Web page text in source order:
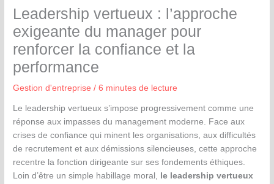
Leadership vertueux : l’approche
exigeante du manager pour
renforcer la confiance et la
performance
Gestion d'entreprise /6 minutes de lecture
Le leadership vertueux s’impose progressivement comme une
réponse aux impasses du management moderne. Face aux
crises de confiance qui minent les organisations, aux difficultés
de recrutement et aux démissions silencieuses, cette approche
recentre la fonction dirigeante sur ses fondements éthiques.
Loin d’être un simple habillage moral, le leadership vertueux